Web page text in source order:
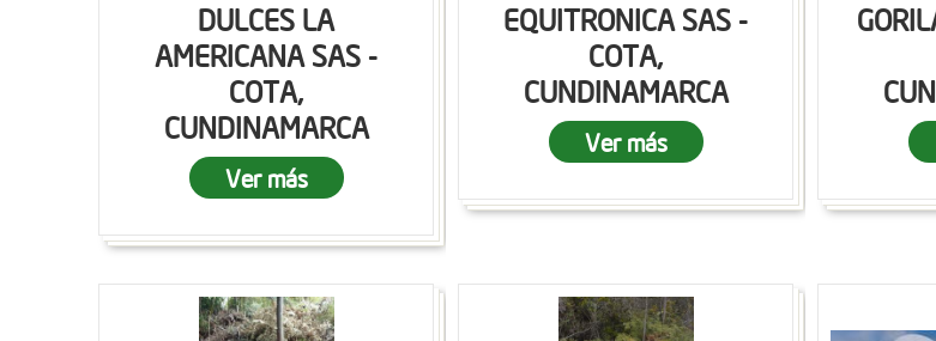
DULCES LA
AMERICANA SAS -
COTA,
CUNDINAMARCA
Ver más
EQUITRONICA SAS -
COTA,
CUNDINAMARCA
Ver más